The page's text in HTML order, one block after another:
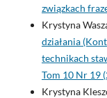
związkach
Krystyna
działania
technikach
Tom 10 Nr 19
Krystyna